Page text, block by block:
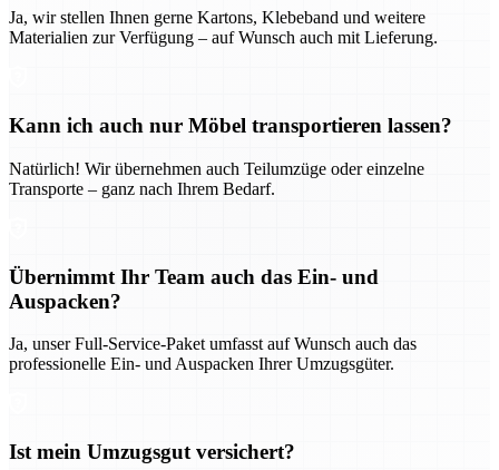
Ja, wir stellen Ihnen gerne Kartons, Klebeband und weitere
Materialien zur Verfügung – auf Wunsch auch mit Lieferung.
Kann ich auch nur Möbel transportieren lassen?
Natürlich! Wir übernehmen auch Teilumzüge oder einzelne
Transporte – ganz nach Ihrem Bedarf.
Übernimmt Ihr Team auch das Ein- und
Auspacken?
Ja, unser Full-Service-Paket umfasst auf Wunsch auch das
professionelle Ein- und Auspacken Ihrer Umzugsgüter.
Ist mein Umzugsgut versichert?